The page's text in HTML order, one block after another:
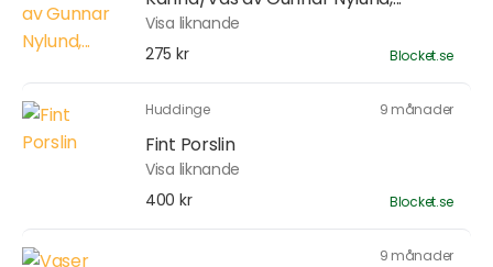
Visa liknande
275 kr
Blocket.se
Huddinge 9 månader
Fint Porslin
Visa liknande
400 kr
Blocket.se
9 månader